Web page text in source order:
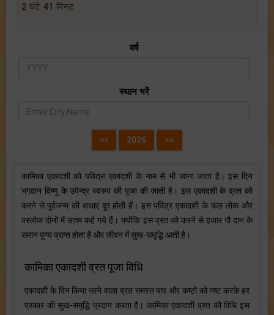
2 घंटे 41 मिनट
वर्ष
स्थान भरें
कामिका एकादशी को पवित्रा एकादशी के नाम से भी जाना जाता है। इस दिन
भगवान विष्णु के उपेन्द्र स्वरुप की पूजा की जाती है। इस एकादशी के व्रत को
करने से पूर्वजन्म की बाधाएं दूर होती हैं। इस पवित्र एकादशी के फल लोक और
परलोक दोनों में उत्तम कहे गये हैं। क्योंकि इस व्रत को करने से हजार गौ दान के
समान पुण्य प्राप्त होता है और जीवन में सुख-समृद्धि आती है।
कामिका एकादशी व्रत पूजा विधि
एकादशी के दिन किया जाने वाला व्रत समस्त पाप और कष्टों को नष्ट करके हर
प्रकार की सुख-समृद्धि प्रदान करता है। कामिका एकादशी व्रत की विधि इस